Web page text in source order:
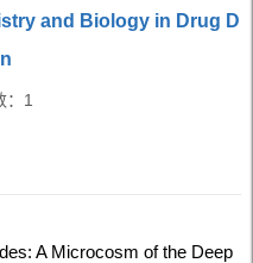
and Biology in Drug D
1
A Microcosm of the Deep